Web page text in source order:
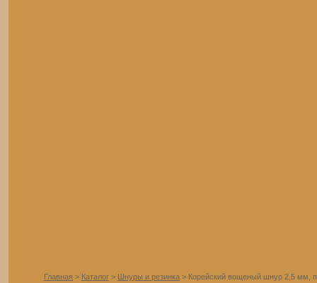
Главная > Каталог > Шнуры и резинка > Корейский вощеный шнур 2,5 мм,